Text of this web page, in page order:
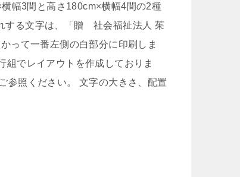
幅3間と高さ180cm×横幅4間の2種
する文字は、「贈 社会福祉法人 茱
って一番左側の白部分に印刷しま
でレイアウトを作成しておりま
参照ください。 文字の大きさ、配置